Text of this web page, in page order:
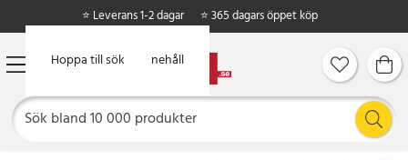
Hoppa till huvudinnehåll
Hoppa till sök
⭐ Leverans 1-2 dagar ⭐ 365 dagars öppet köp